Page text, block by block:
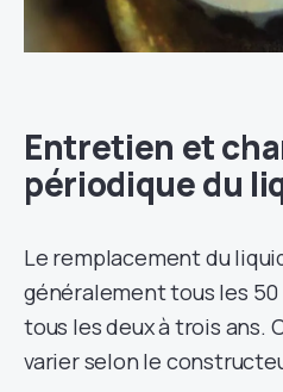
Entretien et
périodique du
Le remplacement du
généralement tous les 50
tous les deux à trois
varier selon le